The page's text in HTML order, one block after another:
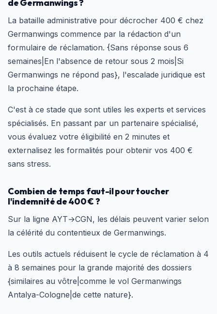
de Germanwings ?
La bataille administrative pour décrocher 400 € chez
Germanwings commence par la rédaction d'un
formulaire de réclamation. {Sans réponse sous 6
semaines|En l'absence de retour sous 2 mois|Si
Germanwings ne répond pas}, l'escalade juridique est
la prochaine étape.
C'est à ce stade que sont utiles les experts et services
spécialisés. En passant par un partenaire spécialisé,
vous évaluez votre éligibilité en 2 minutes et
externalisez les formalités pour obtenir vos 400 €
sans stress.
Combien de temps faut-il pour toucher
l'indemnité de 400 € ?
Sur la ligne AYT→CGN, les délais peuvent varier selon
la célérité du contentieux de Germanwings.
Les outils actuels réduisent le cycle de réclamation à 4
à 8 semaines pour la grande majorité des dossiers
{similaires au vôtre|comme le vol Germanwings
Antalya-Cologne|de cette nature}.